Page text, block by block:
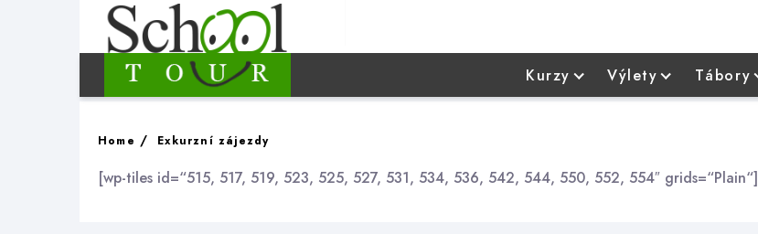
Kurzy Výlety Tábory
Home Exkurzní zájezdy
[wp-tiles id=“515, 517, 519, 523, 525, 527, 531, 534, 536, 542, 544, 550, 552, 554″ grids=“Plain“]